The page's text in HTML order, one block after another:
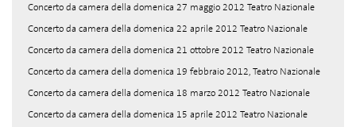
Concerto da camera della domenica 27 maggio 2012 Teatro Nazionale
Concerto da camera della domenica 22 aprile 2012 Teatro Nazionale
Concerto da camera della domenica 21 ottobre 2012 Teatro Nazionale
Concerto da camera della domenica 19 febbraio 2012, Teatro Nazionale
Concerto da camera della domenica 18 marzo 2012 Teatro Nazionale
Concerto da camera della domenica 15 aprile 2012 Teatro Nazionale